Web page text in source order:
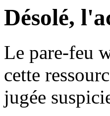
Désolé,
Le pare-feu
cette
jugée